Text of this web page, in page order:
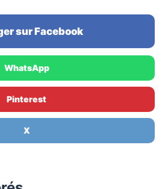
sur Facebook
WhatsApp
Pinterest
X